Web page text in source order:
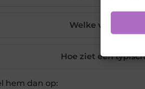
Welke voordelen
Hoe ziet een
hem dan op: